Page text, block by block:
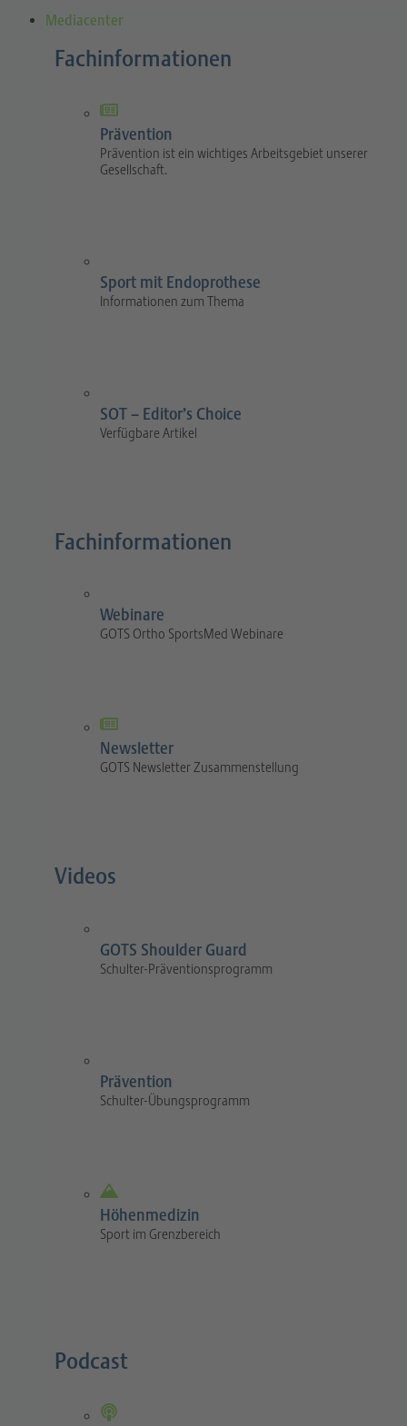
Mediacenter
Fachinformationen
Prävention
Prävention ist ein wichtiges Arbeitsgebiet unserer
Gesellschaft.
Sport mit Endoprothese
Informationen zum Thema
SOT – Editor’s Choice
Verfügbare Artikel
Fachinformationen
Webinare
GOTS Ortho SportsMed Webinare
Newsletter
GOTS Newsletter Zusammenstellung
Videos
GOTS Shoulder Guard
Schulter-Präventionsprogramm
Prävention
Schulter-Übungsprogramm
Höhenmedizin
Sport im Grenzbereich
Podcast